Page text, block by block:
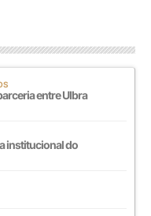
entre Ulbra
institucional do